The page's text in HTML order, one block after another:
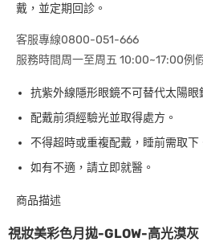
戴，並定期回診。
客服專線0800-051-666
服務時間周一至周五 10:00~17:00例
抗紫外線隱形眼鏡不可替代太陽眼
配戴前須經驗光並取得處方。
不得超時或重複配戴，睡前需取下
如有不適，請立即就醫。
商品描述
視妝美彩色月拋-GLOW-高光漠灰